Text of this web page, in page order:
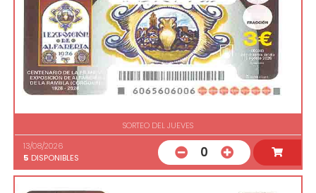
SORTEO DEL JUEVES
13/08/2026
5 DISPONIBLES 0